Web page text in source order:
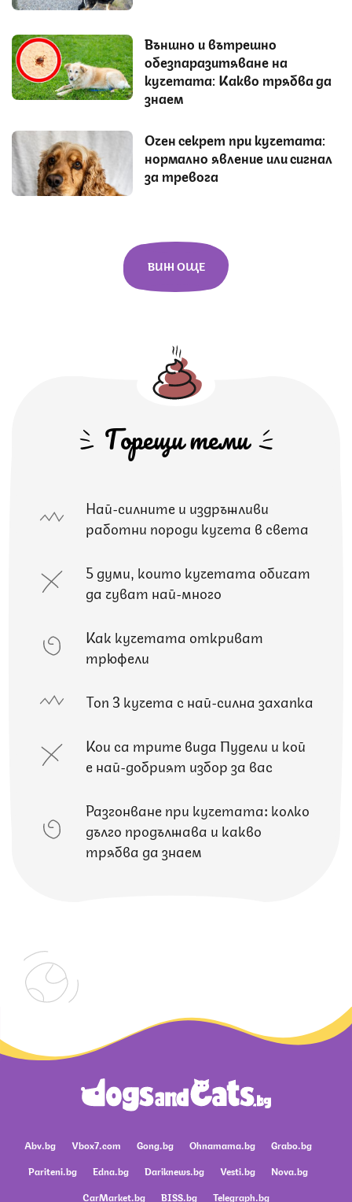
Външно и вътрешно
обезпаразитяване на
кучетата: Какво трябва да
знаем
Очен секрет при кучетата:
нормално явление или сигнал
за тревога
ВИЖ ОЩЕ
Горещи теми
Най-силните и издръжливи
работни породи кучета в света
5 думи, които кучетата обичат
да чуват най-много
Как кучетата откриват
трюфели
Топ 3 кучета с най-силна захапка
Кои са трите вида Пудели и кой
е най-добрият избор за вас
Разгонване при кучетата: колко
дълго продължава и какво
трябва да знаем
Abv.bg Vbox7.com Gong.bg Ohnamama.bg
Grabo.bg
Pariteni.bg
Edna.bg Dariknews.bg Vesti.bg
Nova.bg
CarMarket.bg
BISS.bg Telegraph.bg